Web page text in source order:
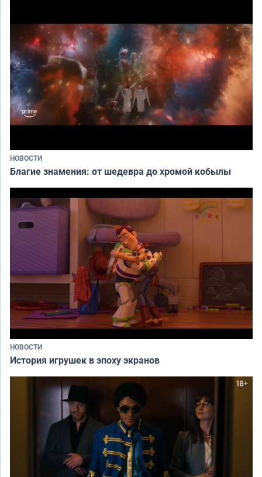
НОВОСТИ
Благие знамения: от шедевра до хромой кобылы
НОВОСТИ
История игрушек в эпоху экранов